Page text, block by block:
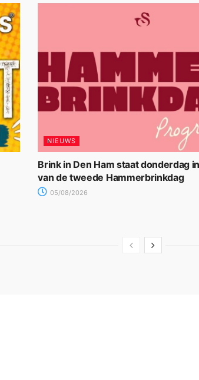
NIEUWS
Brink in Den Ham staat donderdag
van de tweede Hammerbrinkdag
05/08/2026